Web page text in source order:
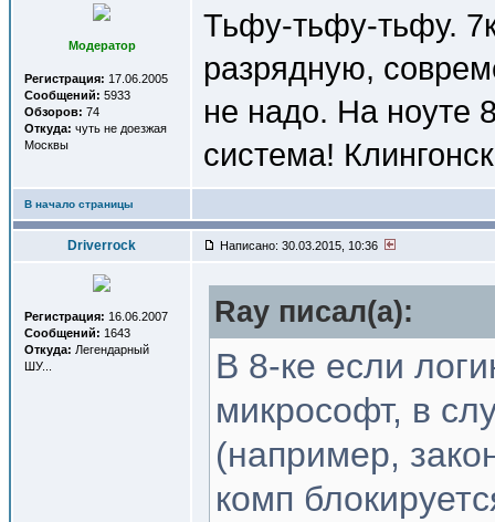
Модератор
Регистрация: 17.06.2005
Сообщений: 5933
Обзоров: 74
Откуда: чуть не доезжая
Москвы
Тьфу-тьфу-тьфу.
разрядную,
не надо. На ноуте
система!
В начало страницы
Driverrock Написано: 30.03.2015, 10:36
Регистрация: 16.06.2007
Сообщений: 1643
Откуда: Легендарный
ШУ...
Ray писал(a):
В 8-ке если
микрософт, в
(например,
комп